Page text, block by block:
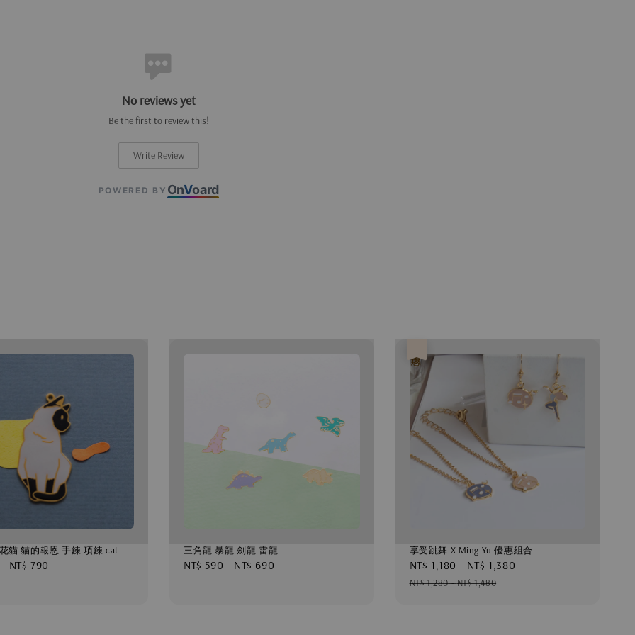
No reviews yet
Be the first to review this!
Write Review
POWERED BY OnVoard
貓 貓的報恩 手鍊 項鍊 cat
- NT$ 790
三角龍 暴龍 劍龍 雷龍
Regular
NT$ 590 - NT$ 690
享受跳舞 X Ming Yu 優惠組合
Sale
price
NT$ 1,180 - NT$ 1,380
NT$ 1,280-NT$ 1,480